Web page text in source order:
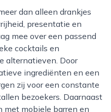
presentatie en
mee over een passend
cocktails en
alternatieven. Door
ingrediënten en een
zij voor een constante
bezoekers. Daarnaast
met mobiele barren en